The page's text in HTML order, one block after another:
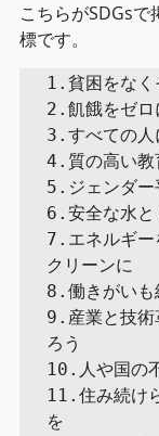
こちらがSDGsで
標です。
1.貧困をなく
2.飢餓をゼロ
3.すべての人
4.質の高い教
5.ジェンダー
6.安全な水と
7.エネルギー
クリーンに
8.働きがいも
9.産業と技術
ろう
10.人や国の
11.住み続け
を